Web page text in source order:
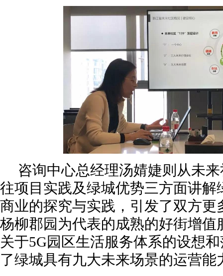
咨询中心总经理汤婧婕则从未
往项目实践及绿城优势三方面讲解
商业的探究与实践，引发了双方更
杨柳郡园为代表的成熟的好街增值
关于5G园区生活服务体系的设想
了绿城具有九大未来场景的运营能